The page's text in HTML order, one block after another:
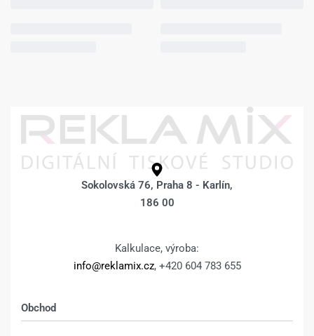
Sokolovská 76, Praha 8 - Karlín,
186 00
Kalkulace, výroba:
info@reklamix.cz, +420 604 783 655
Obchod